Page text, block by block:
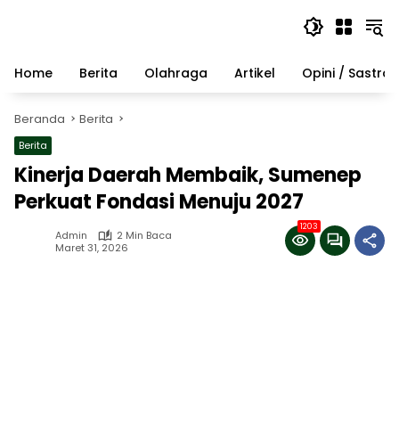
Home
Berita Olahraga Artikel Opini / Sastra
Beranda Berita
Berita
Kinerja Daerah Membaik, Sumenep
Perkuat Fondasi Menuju 2027
Admin
2 Min Baca
Maret 31, 2026
1203